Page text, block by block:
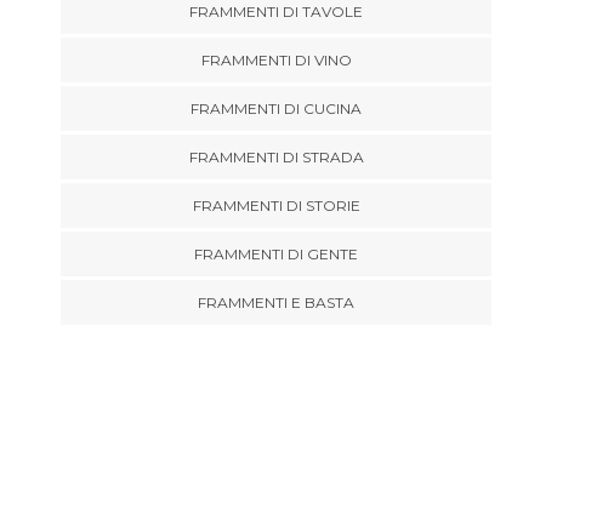
FRAMMENTI DI TAVOLE
FRAMMENTI DI VINO
FRAMMENTI DI CUCINA
FRAMMENTI DI STRADA
FRAMMENTI DI STORIE
FRAMMENTI DI GENTE
FRAMMENTI E BASTA